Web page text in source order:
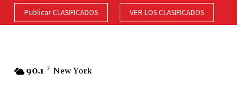
Publicar CLASIFICADOS VER LOS CLASIFICADOS
90.1 F New York